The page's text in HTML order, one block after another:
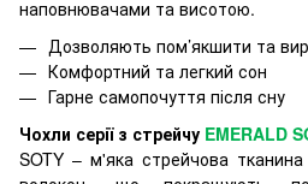
наповнювачами та висотою.
Дозволяють пом’якшити та
Комфортний та легкий сон
Гарне самопочуття після сну
Чохли серії з стрейчу EMERALD
SOTY – м'яка стрейчова